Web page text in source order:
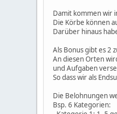
Damit kommen wir
Die Körbe können
Darüber hinaus
Als Bonus gibt es 2
An diesen Orten
und Aufgaben
So dass wir als
Die Belohnungen
Bsp. 6 Kategorien: